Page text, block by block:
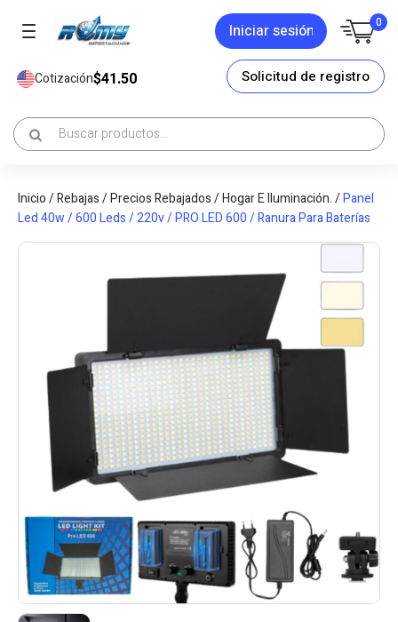
Iniciar sesión 0
Cotización$41.50 Solicitud de registro
Inicio/Rebajas/Precios Rebajados/Hogar E Iluminación./Panel
Led 40w / 600 Leds / 220v / PRO LED 600 / Ranura Para Baterías